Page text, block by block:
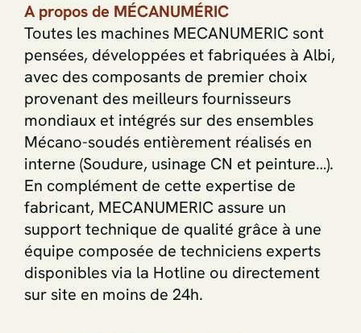
A propos de MÉCANUMÉRIC
Toutes les machines MECANUMERIC sont
pensées, développées et fabriquées à Albi,
avec des composants de premier choix
provenant des meilleurs fournisseurs
mondiaux et intégrés sur des ensembles
Mécano-soudés entièrement réalisés en
interne (Soudure, usinage CN et peinture…).
En complément de cette expertise de
fabricant, MECANUMERIC assure un
support technique de qualité grâce à une
équipe composée de techniciens experts
disponibles via la Hotline ou directement
sur site en moins de 24h.